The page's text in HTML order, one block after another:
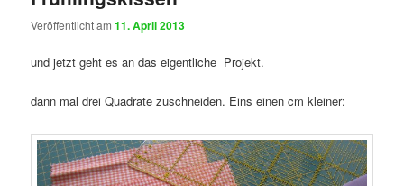
Veröffentlicht am11. April 2013
und jetzt geht es an das eigentliche Projekt.
dann mal drei Quadrate zuschneiden. Eins einen cm kleiner: